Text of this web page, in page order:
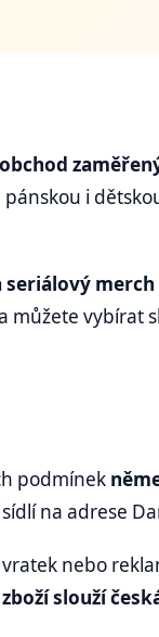
i
merch
můžete vybírat
podmínek
sídlí na adrese
nebo
slouží